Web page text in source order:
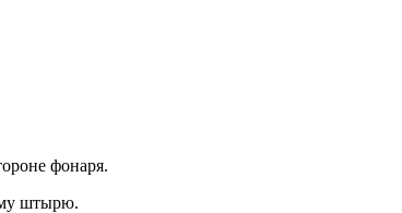
фонаря.
штырю.